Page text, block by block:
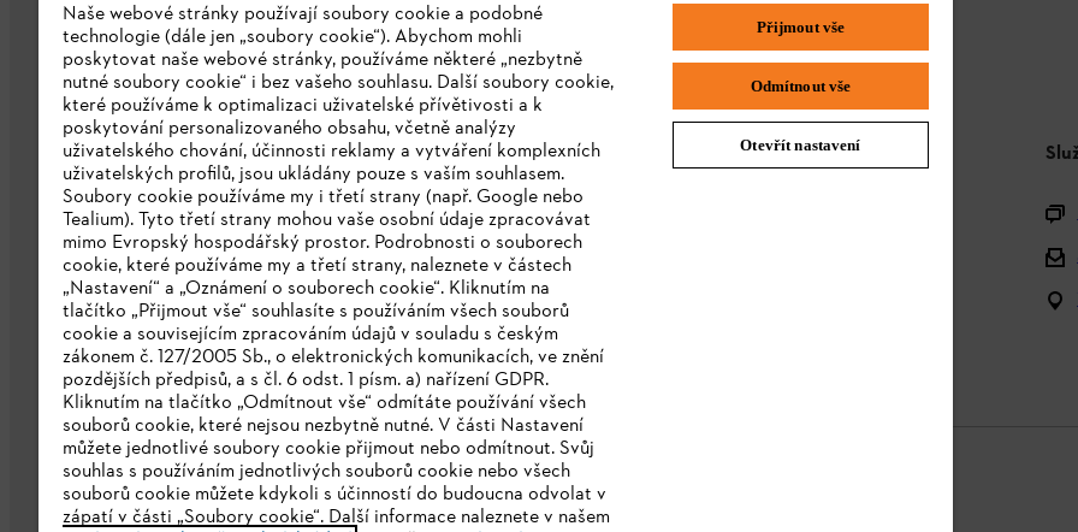
Společnost
O nás
Stáhnout katalog
Oznamovací systém STIHL
Naše webové stránky používají soubory cookie a podobné
technologie (dále jen „soubory cookie“). Abychom mohli
poskytovat naše webové stránky, používáme některé „nezbytně
nutné soubory cookie“ i bez vašeho souhlasu. Další soubory cookie,
které používáme k optimalizaci uživatelské přívětivosti a k
poskytování personalizovaného obsahu, včetně analýzy
uživatelského chování, účinnosti reklamy a vytváření komplexních
uživatelských profilů, jsou ukládány pouze s vaším souhlasem.
Soubory cookie používáme my i třetí strany (např. Google nebo
Tealium). Tyto třetí strany mohou vaše osobní údaje zpracovávat
mimo Evropský hospodářský prostor. Podrobnosti o souborech
cookie, které používáme my a třetí strany, naleznete v částech
„Nastavení“ a „Oznámení o souborech cookie“. Kliknutím na
tlačítko „Přijmout vše“ souhlasíte s používáním všech souborů
cookie a souvisejícím zpracováním údajů v souladu s českým
zákonem č. 127/2005 Sb., o elektronických komunikacích, ve znění
pozdějších předpisů, a s čl. 6 odst. 1 písm. a) nařízení GDPR.
Kliknutím na tlačítko „Odmítnout vše“ odmítáte používání všech
souborů cookie, které nejsou nezbytně nutné. V části Nastavení
můžete jednotlivé soubory cookie přijmout nebo odmítnout. Svůj
souhlas s používáním jednotlivých souborů cookie nebo všech
souborů cookie můžete kdykoli s účinností do budoucna odvolat v
zápatí v části „Soubory cookie“. Další informace naleznete v našem
Přijmout vše
Odmítnout vše
Otevřít nastavení